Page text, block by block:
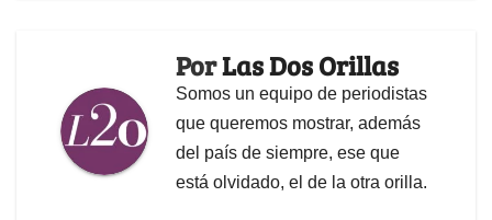
PorLas Dos Orillas
Somos un equipo de periodistas
que queremos mostrar, además
del país de siempre, ese que
está olvidado, el de la otra orilla.